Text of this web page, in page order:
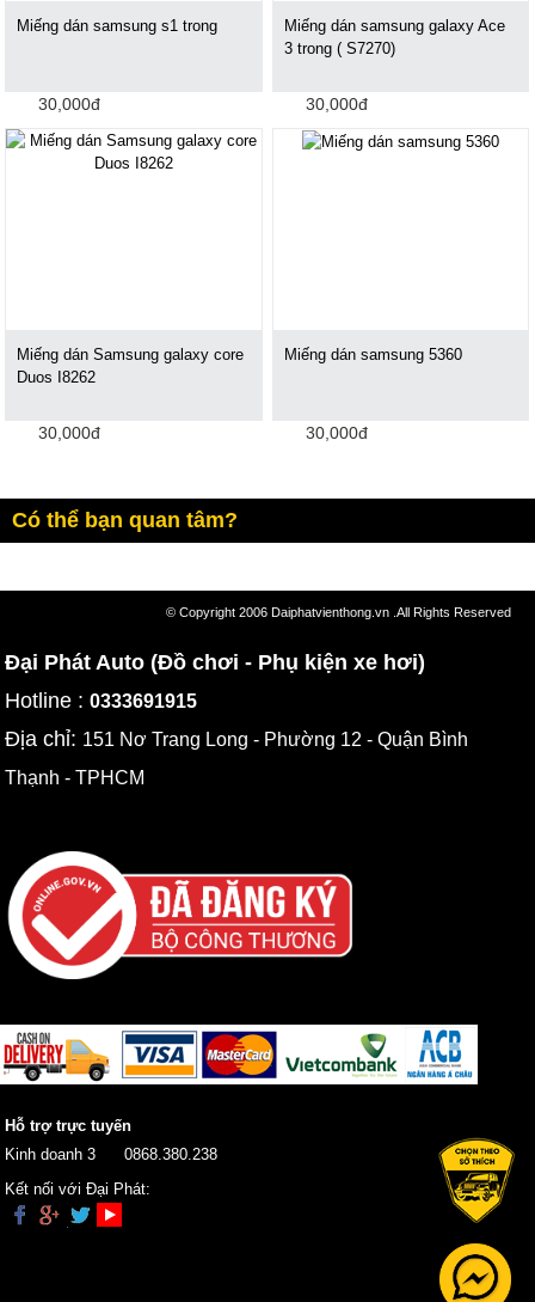
Miếng dán samsung s1 trong
30,000đ
Miếng dán samsung galaxy Ace
3 trong ( S7270)
30,000đ
Miếng dán Samsung galaxy core
Duos I8262
30,000đ
Miếng dán samsung 5360
30,000đ
Có thể bạn quan tâm?
© Copyright 2006 Daiphatvienthong.vn .All Rights Reserved
Đại Phát Auto (Đồ chơi - Phụ kiện xe hơi)
Hotline :0333691915
Địa chỉ: 151 Nơ Trang Long - Phường 12 - Quận Bình
Thạnh - TPHCM
Hỗ trợ trực tuyến
Kinh doanh 3
0868.380.238
Kết nối với Đại Phát: